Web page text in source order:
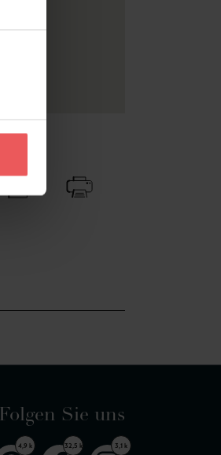
Folgen Sie uns
4,9 k 32,5 k 3,1 k